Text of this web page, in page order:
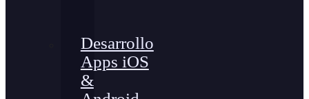
Desarrollo
Apps iOS
&